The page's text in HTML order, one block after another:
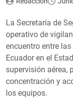
La Secretaría de
operativo de
encuentro entre
Ecuador en el
supervisión aérea,
concentración y
los equipos.